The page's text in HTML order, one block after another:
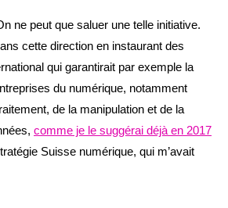
ne peut que saluer une telle initiative.
cette direction en instaurant des
qui garantirait par exemple la
du numérique, notamment
de la manipulation et de la
comme je le suggérai déjà en 2017
Suisse numérique, qui m’avait